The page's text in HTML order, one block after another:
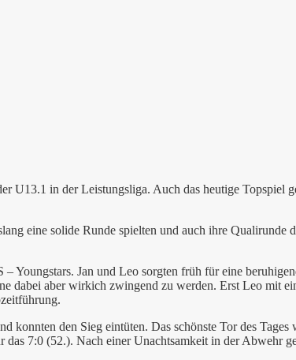
in der Leistungsliga. Auch das heutige Topspiel
eine solide Runde spielten und auch ihre
Youngstars. Jan und Leo sorgten früh für eine
dabei aber wirkich zwingend zu werden. Erst Leo mit
den Sieg eintüten. Das schönste Tor des
7:0 (52.). Nach einer Unachtsamkeit in der Abwehr